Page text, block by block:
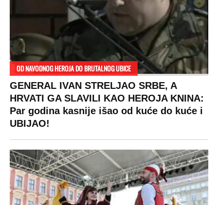
DRAMA ZBOG LJUBAVNE PRIČE
Zbog svadbe trudne Srpkinje i Albanca
proradio nacionalizam! Popljuvali ih samo
tako: "Ti si svoje srpsko izdala"